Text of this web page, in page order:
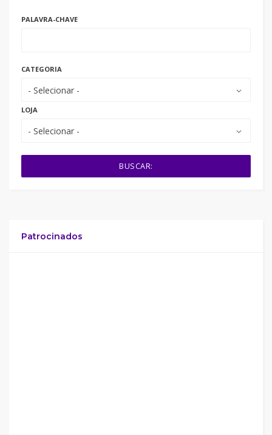
PALAVRA-CHAVE
CATEGORIA
- Selecionar -
LOJA
- Selecionar -
BUSCAR:
Patrocinados